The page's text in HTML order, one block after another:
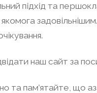
підхід та
наш сайт за
та пам’ятайте, що